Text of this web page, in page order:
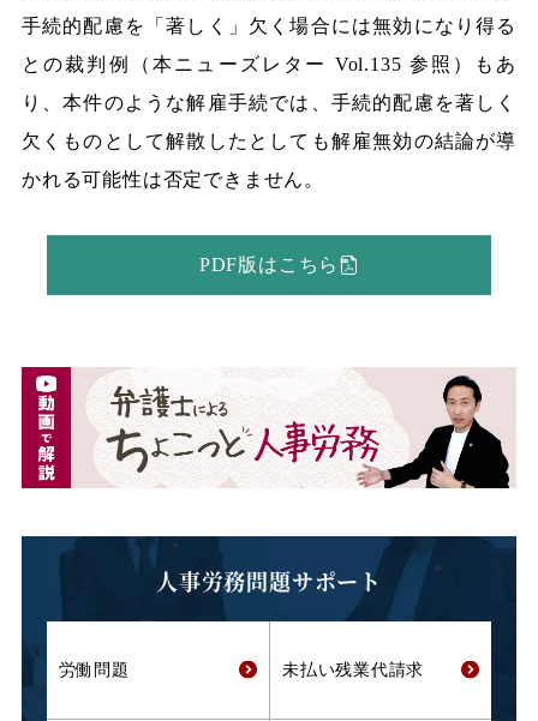
手続的配慮を「著しく」欠く場合には無効になり得る
との裁判例（本ニューズレター Vol.135 参照）もあ
り、本件のような解雇手続では、手続的配慮を著しく
欠くものとして解散したとしても解雇無効の結論が導
かれる可能性は否定できません。
PDF版はこちら
人事労務問題サポート
労働問題 未払い残業代請求